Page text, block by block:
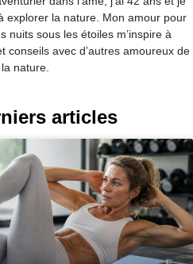
explorer la nature. Mon amour pour
nuits sous les étoiles m’inspire à
conseils avec d’autres amoureux de
la nature.
articles